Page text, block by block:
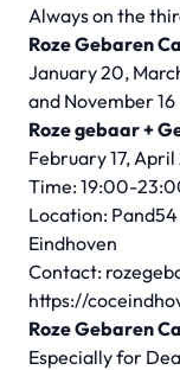
Always on the
Roze Gebaren
January 20,
and November 16
Roze gebaar +
February 17, April
Time: 19:00-
Location:
Eindhoven
Contact:
https://
Roze Gebaren
Especially for